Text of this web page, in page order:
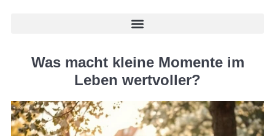
Was macht kleine Momente im
Leben wertvoller?